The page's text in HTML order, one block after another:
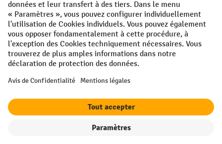
All prices excl. VAT plusshipping costsand possible delivery charges,
if not stated otherwise.
¹ La remise est valable jusqu'à épuisement des stocks. La remise ne
s'applique pas aux prix spéciaux. Il n'est pas possible de le combiner
avec d'autres réductions en pourcentage ou bons de réduction. | ² Une
réduction unique est offerte lors de la première inscription à la
toute commande d'un montant net minimum de 250 €. Le pourcentage
jusqu'à 10 %. Les transpalettes électriques, les gerbeurs électriques,
les chariots élévateurs électriques et l'outillage sont exclus de cette